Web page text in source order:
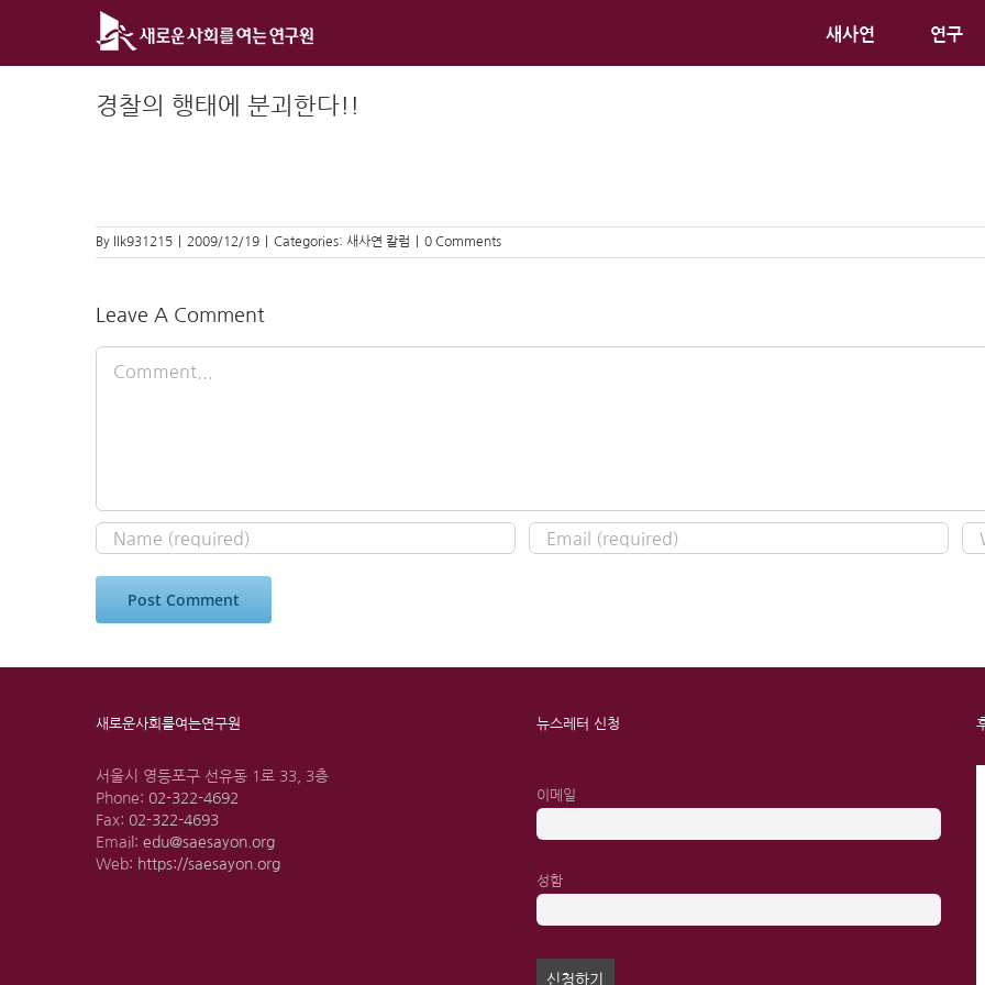
새사연 연구
경찰의 행태에 분괴한다!!
By llk931215 2009/12/19 Categories: 새사연 칼럼 0 Comments
Leave A Comment
새로운사회를여는연구원
서울시 영등포구 선유동 1로 33, 3층
Phone: 02-322-4692
Fax: 02-322-4693
Email: edu@saesayon.org
Web: https://saesayon.org
뉴스레터 신청
이메일
성함